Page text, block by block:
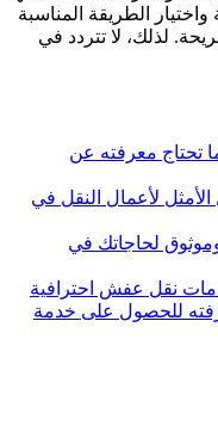
الطريقة المناسبة
لذلك، لا تتردد في
تحتاج معرفته عن
لأعمال النقل في
لحاجاتك في
نقل عفش احترافية
للحصول على خدمة